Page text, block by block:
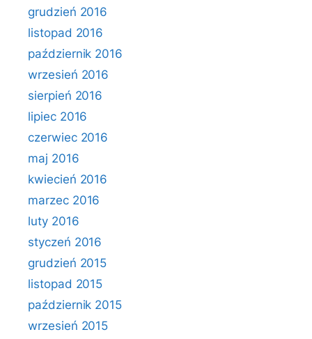
grudzień 2016
listopad 2016
październik 2016
wrzesień 2016
sierpień 2016
lipiec 2016
czerwiec 2016
maj 2016
kwiecień 2016
marzec 2016
luty 2016
styczeń 2016
grudzień 2015
listopad 2015
październik 2015
wrzesień 2015